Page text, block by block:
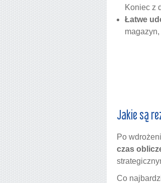
Koniec z
Łatwe
Jakie są
Po
czas
Co